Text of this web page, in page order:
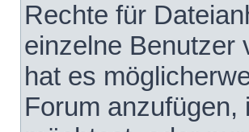
Rechte für
einzelne Benutzer
hat es
Forum